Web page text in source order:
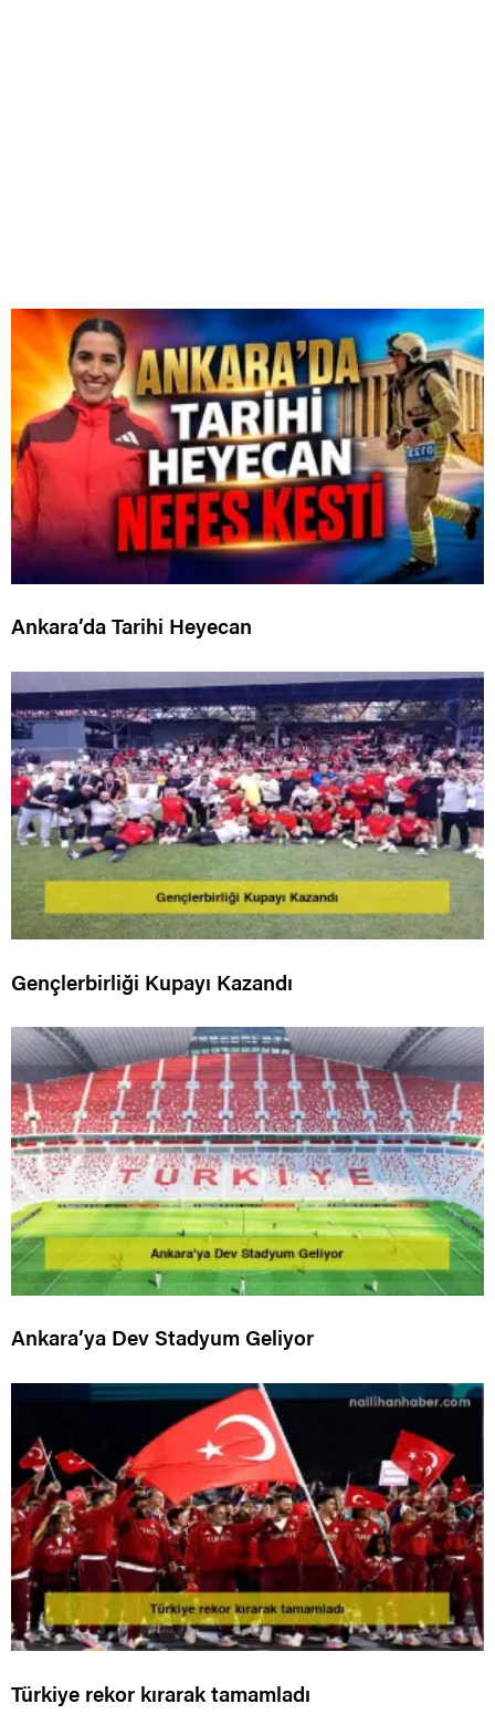
Ankara’da Tarihi Heyecan
Gençlerbirliği Kupayı Kazandı
Ankara’ya Dev Stadyum Geliyor
Türkiye rekor kırarak tamamladı